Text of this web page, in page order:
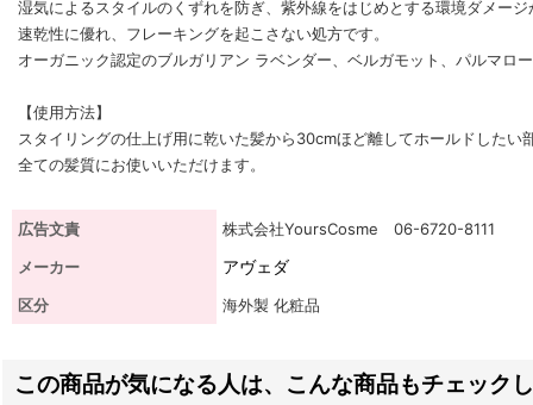
湿気によるスタイルのくずれを防ぎ、紫外線をはじめとする環境ダメー
速乾性に優れ、フレーキングを起こさない処方です。
オーガニック認定のブルガリアン ラベンダー、ベルガモット、パルマロ
【使用方法】
スタイリングの仕上げ用に乾いた髪から30cmほど離してホールドしたい
全ての髪質にお使いいただけます。
広告文責
株式会社YoursCosme 06-6720-8111
メーカー
アヴェダ
区分 海外製 化粧品
この商品が気になる人は、こんな商品もチェック